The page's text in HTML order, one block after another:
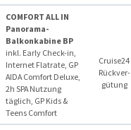
COMFORT ALL IN
Panorama-
Balkonkabine BP
inkl. Early Check-in,
Internet Flatrate, GP
AIDA Comfort Deluxe,
2h SPA Nutzung
täglich, GP Kids &
Teens Comfort
Cruise24
Rückver­
gütung